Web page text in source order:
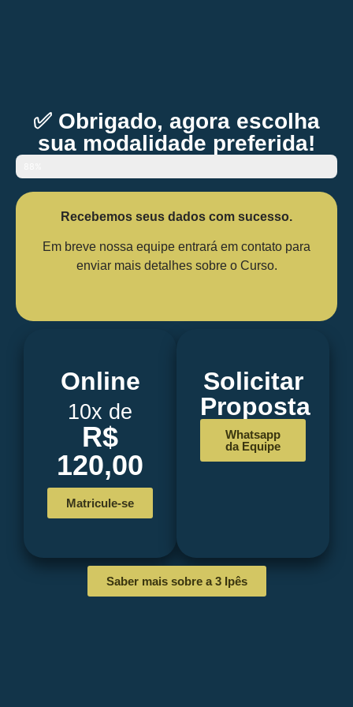
✅ Obrigado, agora escolha
sua modalidade preferida!
Recebemos seus dados com sucesso.
Em breve nossa equipe entrará em contato para
enviar mais detalhes sobre o Curso.
Online
10x de
R$
120,00
Matricule-se
Solicitar
Proposta
Whatsapp
da Equipe
Saber mais sobre a 3 Ipês